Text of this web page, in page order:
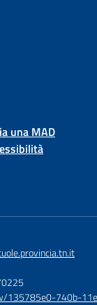
una MAD
135785e0-740b-